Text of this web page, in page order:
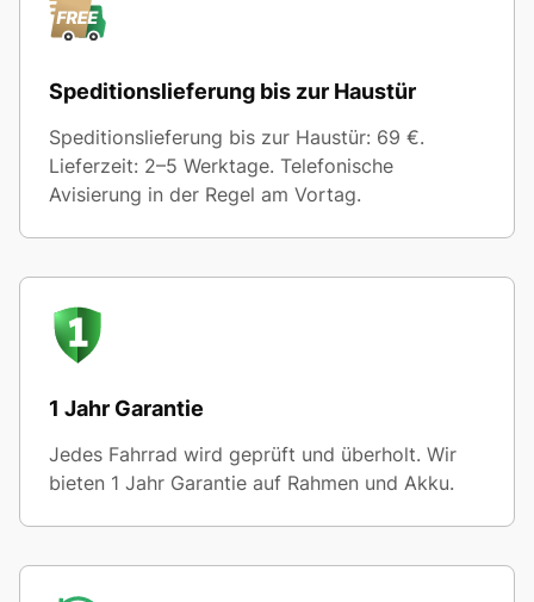
Speditionslieferung bis zur Haustür
Speditionslieferung bis zur Haustür: 69 €.
Lieferzeit: 2–5 Werktage. Telefonische
Avisierung in der Regel am Vortag.
1 Jahr Garantie
Jedes Fahrrad wird geprüft und überholt. Wir
bieten 1 Jahr Garantie auf Rahmen und Akku.